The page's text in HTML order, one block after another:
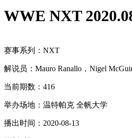
WWE NXT
赛事系列： NXT
解说员： Mauro Ranallo，Nigel
当前期数： 416
举办场地： 温特帕克 全帆大学
播出时间： 2020-08-13